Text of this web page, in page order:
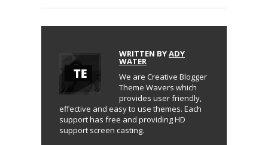
WRITTEN BYADY
WATER
We are Creative Blogger
Theme Wavers which
provides user friendly,
effective and easy to use themes. Each
support has free and providing HD
support screen casting.